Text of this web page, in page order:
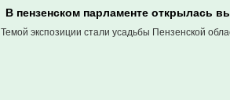
В пензенском парламенте открылась
Темой экспозиции стали усадьбы Пензенской